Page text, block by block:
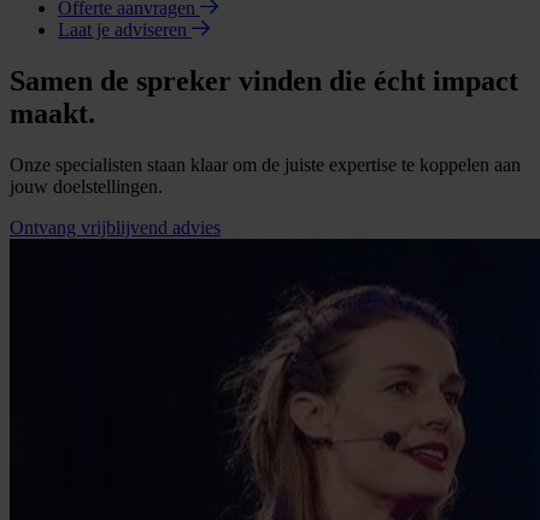
Offerte aanvragen
Laat je adviseren
Samen de spreker vinden die écht impact
maakt.
Onze specialisten staan klaar om de juiste expertise te koppelen aan
jouw doelstellingen.
Ontvang vrijblijvend advies